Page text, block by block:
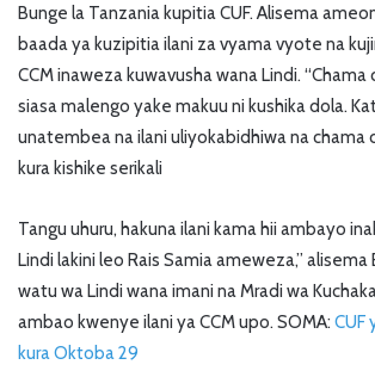
Bunge la Tanzania kupitia CUF. Alisema
baada ya kuzipitia ilani za vyama vyote na
CCM inaweza kuwavusha wana Lindi.
siasa malengo yake makuu ni kushika dola.
unatembea na ilani uliyokabidhiwa na chama
kura kishike serikali
Tangu uhuru, hakuna ilani kama hii ambayo
Lindi lakini leo Rais Samia ameweza,” alisema
watu wa Lindi wana imani na Mradi wa
ambao kwenye ilani ya CCM upo. SOMA: CUF
kura Oktoba 29